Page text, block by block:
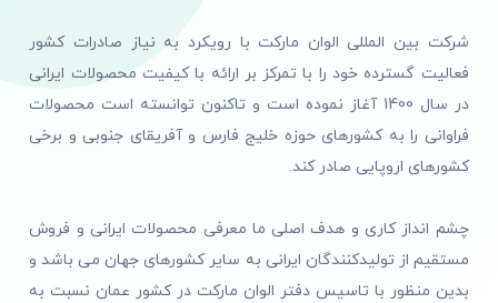
شرکت بین المللی الوان مارکت با رویکرد به نیاز صادرات کشور
فعالیت گسترده خود را با تمرکز بر ارائه با کیفیت محصولات ایرانی
در سال 1400 آغاز نموده است و تاکنون توانسته است محصولات
فراوانی را به کشورهای حوزه خلیج فارس و آفریقای جنوبی و برخی
کشورهای اروپایی صادر کند.
چشم انداز کاری و هدف اصلی ما معرفی محصولات ایرانی و فروش
مستقیم از تولیدکنندگان ایرانی به سایر کشورهای جهان می باشد و
بدین منظور با تاسیس دفتر الوان مارکت در کشور عمان نسبت به